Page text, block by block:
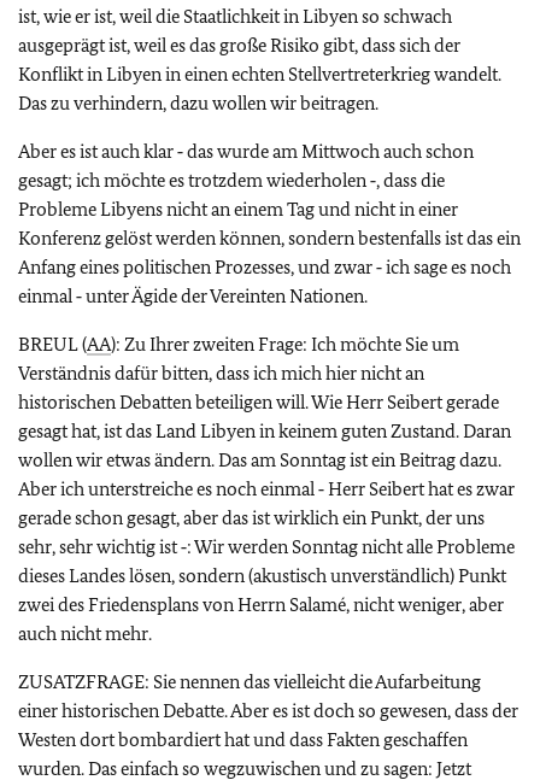
ist, wie er ist, weil die Staatlichkeit in Libyen so schwach
ausgeprägt ist, weil es das große Risiko gibt, dass sich der
Konflikt in Libyen in einen echten Stellvertreterkrieg wandelt.
Das zu verhindern, dazu wollen wir beitragen.
Aber es ist auch klar ‑ das wurde am Mittwoch auch schon
gesagt; ich möchte es trotzdem wiederholen ‑, dass die
Probleme Libyens nicht an einem Tag und nicht in einer
Konferenz gelöst werden können, sondern bestenfalls ist das ein
Anfang eines politischen Prozesses, und zwar ‑ ich sage es noch
einmal ‑ unter Ägide der Vereinten Nationen.
BREUL (AA): Zu Ihrer zweiten Frage: Ich möchte Sie um
Verständnis dafür bitten, dass ich mich hier nicht an
historischen Debatten beteiligen will. Wie Herr Seibert gerade
gesagt hat, ist das Land Libyen in keinem guten Zustand. Daran
wollen wir etwas ändern. Das am Sonntag ist ein Beitrag dazu.
Aber ich unterstreiche es noch einmal ‑ Herr Seibert hat es zwar
gerade schon gesagt, aber das ist wirklich ein Punkt, der uns
sehr, sehr wichtig ist ‑: Wir werden Sonntag nicht alle Probleme
dieses Landes lösen, sondern (akustisch unverständlich) Punkt
zwei des Friedensplans von Herrn Salamé, nicht weniger, aber
auch nicht mehr.
ZUSATZFRAGE: Sie nennen das vielleicht die Aufarbeitung
einer historischen Debatte. Aber es ist doch so gewesen, dass der
Westen dort bombardiert hat und dass Fakten geschaffen
wurden. Das einfach so wegzuwischen und zu sagen: Jetzt